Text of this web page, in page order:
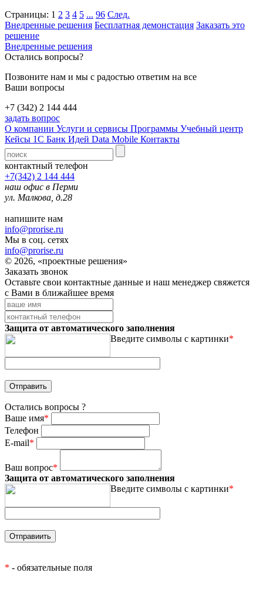
Страницы: 1 2 3 4 5 ... 96 След.
Внедренные решения Бесплатная демонстация Заказать это
решение
Внедренные решения
Остались вопросы?
Позвоните нам и мы с радостью ответим на все
Ваши вопросы
+7 (342) 2 144 444
задать вопрос
О компании Услуги и сервисы Программы Учебный центр
Кейсы 1С Банк Идей Data Mobile Контакты
контактный телефон
+7(342) 2 144 444
наш офис в Перми
ул. Малкова, д.28
напишите нам
info@prorise.ru
Мы в соц. сетях
info@prorise.ru
© 2026, «проектные решения»
Заказать звонок
Оставьте свои контактные данные и наш менеджер свяжется
с Вами в ближайшее время
Защита от автоматического заполнения
Введите символы с картинки*
Остались вопросы ?
Ваше имя*
Телефон
E-mail*
Ваш вопрос*
Защита от автоматического заполнения
Введите символы с картинки*
* - обязательные поля